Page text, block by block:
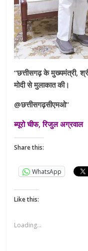
“छत्तीसगढ़ के मुख्यमंत्री,
मोदी से मुलाकात की।
@छत्तीसगढ़सीएमओ”
ब्यूरो चीफ, रिजुल अग्रवाल
Share this:
WhatsApp
Like this:
Loading...